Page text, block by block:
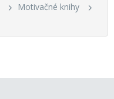
Motivačné knihy